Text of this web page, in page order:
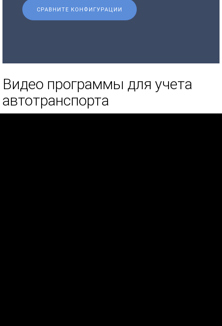
СРАВНИТЕ КОНФИГУРАЦИИ
Видео программы для учета
автотранспорта